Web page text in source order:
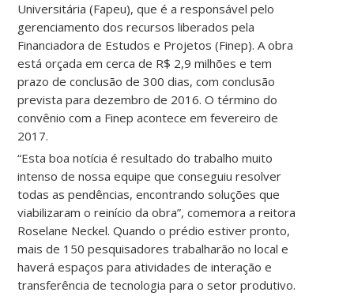
Universitária (Fapeu), que é a responsável pelo
gerenciamento dos recursos liberados pela
Financiadora de Estudos e Projetos (Finep). A obra
está orçada em cerca de R$ 2,9 milhões e tem
prazo de conclusão de 300 dias, com conclusão
prevista para dezembro de 2016. O término do
convênio com a Finep acontece em fevereiro de
2017.
“Esta boa notícia é resultado do trabalho muito
intenso de nossa equipe que conseguiu resolver
todas as pendências, encontrando soluções que
viabilizaram o reinício da obra”, comemora a reitora
Roselane Neckel. Quando o prédio estiver pronto,
mais de 150 pesquisadores trabalharão no local e
haverá espaços para atividades de interação e
transferência de tecnologia para o setor produtivo.